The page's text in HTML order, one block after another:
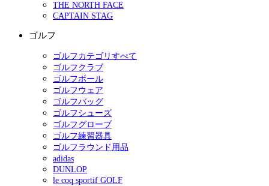
THE NORTH FACE
CAPTAIN STAG
ゴルフ
ゴルフカテゴリすべて
ゴルフクラブ
ゴルフボール
ゴルフウェア
ゴルフバッグ
ゴルフシューズ
ゴルフグローブ
ゴルフ練習器具
ゴルフラウンド用品
adidas
DUNLOP
le coq sportif GOLF